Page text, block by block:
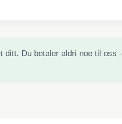
ditt. Du betaler aldri noe til oss -